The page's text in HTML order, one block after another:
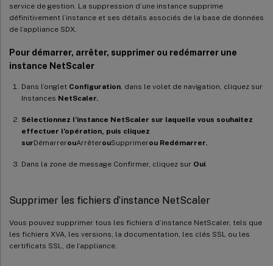
service de gestion. La suppression d’une instance supprime
définitivement l’instance et ses détails associés de la base de données
de l’appliance SDX.
Pour démarrer, arrêter, supprimer ou redémarrer une
instance NetScaler
Dans l’onglet Configuration , dans le volet de navigation, cliquez sur
Instances NetScaler.
Sélectionnez l’instance NetScaler sur laquelle vous souhaitez
effectuer l’opération, puis cliquez
surDémarrerouArrêterouSupprimerou Redémarrer.
Dans la zone de message Confirmer, cliquez sur Oui
Supprimer les fichiers d’instance NetScaler
Vous pouvez supprimer tous les fichiers d’instance NetScaler, tels que
les fichiers XVA, les versions, la documentation, les clés SSL ou les
certificats SSL, de l’appliance.